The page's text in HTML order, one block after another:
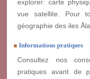
explorer: carte
vue satellite. Pour
géographie des iles
Informations pratiques
Consultez nos
pratiques avant de